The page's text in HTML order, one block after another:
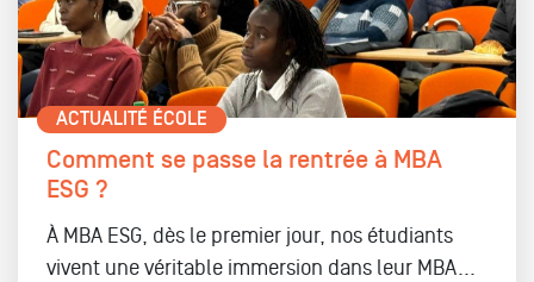
ACTUALITÉ ÉCOLE
Comment se passe la rentrée à MBA
ESG ?
À MBA ESG, d ès le premier jour, nos étudiants
vivent une véritable immersion dans leur MBA...